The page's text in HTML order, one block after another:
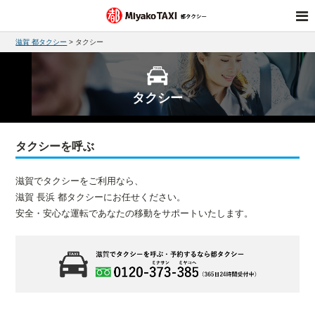
滋賀 都タクシー > タクシー
タクシー
タクシーを呼ぶ
滋賀でタクシーをご利用なら、
滋賀 長浜 都タクシーにお任せください。
安全・安心な運転であなたの移動をサポートいたします。